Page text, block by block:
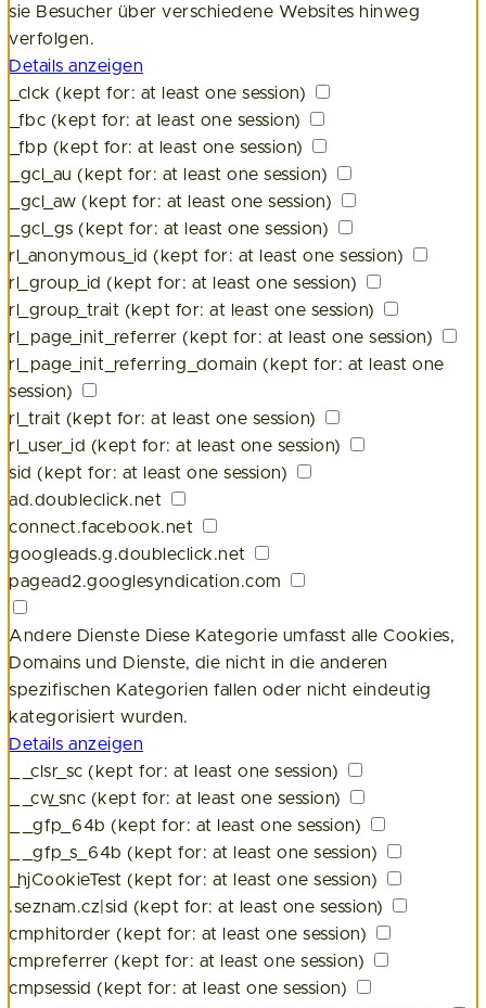
sie Besucher über verschiedene Websites hinweg
verfolgen.
Details anzeigen
_clck (kept for: at least one session)
_fbc (kept for: at least one session)
_fbp (kept for: at least one session)
_gcl_au (kept for: at least one session)
_gcl_aw (kept for: at least one session)
_gcl_gs (kept for: at least one session)
rl_anonymous_id (kept for: at least one session)
rl_group_id (kept for: at least one session)
rl_group_trait (kept for: at least one session)
rl_page_init_referrer (kept for: at least one session)
rl_page_init_referring_domain (kept for: at least one
session)
rl_trait (kept for: at least one session)
rl_user_id (kept for: at least one session)
sid (kept for: at least one session)
ad.doubleclick.net
connect.facebook.net
googleads.g.doubleclick.net
pagead2.googlesyndication.com
Andere Dienste Diese Kategorie umfasst alle Cookies,
Domains und Dienste, die nicht in die anderen
spezifischen Kategorien fallen oder nicht eindeutig
kategorisiert wurden.
Details anzeigen
__clsr_sc (kept for: at least one session)
__cw_snc (kept for: at least one session)
__gfp_64b (kept for: at least one session)
__gfp_s_64b (kept for: at least one session)
_hjCookieTest (kept for: at least one session)
.seznam.cz|sid (kept for: at least one session)
cmphitorder (kept for: at least one session)
cmpreferrer (kept for: at least one session)
cmpsessid (kept for: at least one session)